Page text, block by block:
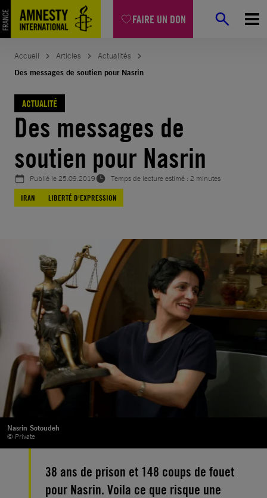
FAIRE UN DON
Aller
au
contenu
Accueil Articles
Actualités
Des messages de soutien pour Nasrin
ACTUALITÉ
Des messages de
soutien pour Nasrin
Publié le25.09.2019
Temps de lecture estimé : 2 minutes
IRAN
LIBERTÉ D'EXPRESSION
Nasrin Sotoudeh
© Private
38 ans de prison et 148 coups de fouet
pour Nasrin. Voila ce que risque une